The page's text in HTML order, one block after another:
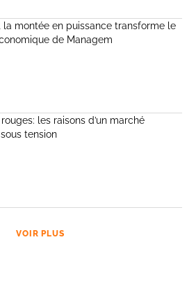
la montée en puissance transforme le
de Managem
les raisons d’un marché
tension
VOIR PLUS